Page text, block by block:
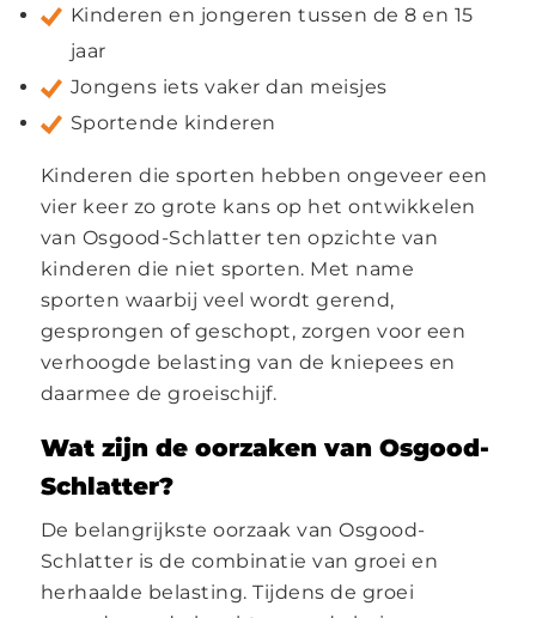
Kinderen en jongeren tussen de 8 en 15
jaar
Jongens iets vaker dan meisjes
Sportende kinderen
Kinderen die sporten hebben ongeveer een
vier keer zo grote kans op het ontwikkelen
van Osgood-Schlatter ten opzichte van
kinderen die niet sporten. Met name
sporten waarbij veel wordt gerend,
gesprongen of geschopt, zorgen voor een
verhoogde belasting van de kniepees en
daarmee de groeischijf.
Wat zijn de oorzaken van Osgood-
Schlatter?
De belangrijkste oorzaak van Osgood-
Schlatter is de combinatie van groei en
herhaalde belasting. Tijdens de groei